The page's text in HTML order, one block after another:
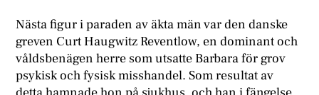
Nästa figur i paraden av äkta män var den danske
greven Curt Haugwitz Reventlow, en dominant och
våldsbenägen herre som utsatte Barbara för grov
psykisk och fysisk misshandel. Som resultat av